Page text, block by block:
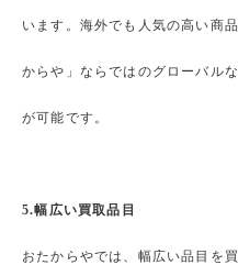
います。海外でも人気の高い商
からや」ならではのグローバル
が可能です。
5.幅広い買取品目
おたからやでは、幅広い品目を